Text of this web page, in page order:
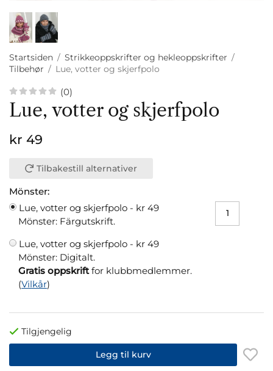
Startsiden / Strikkeoppskrifter og hekleoppskrifter /
Tilbehør / Lue, votter og skjerfpolo
(0)
Lue, votter og skjerfpolo
kr 49
Tilbakestill alternativer
Mönster:
Lue, votter og skjerfpolo - kr 49
Mönster: Färgutskrift.
Lue, votter og skjerfpolo - kr 49
Mönster: Digitalt.
Gratis oppskriftfor klubbmedlemmer.
(Vilkår)
Tilgjengelig
Legg til kurv